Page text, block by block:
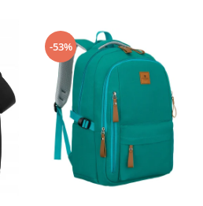
-53%